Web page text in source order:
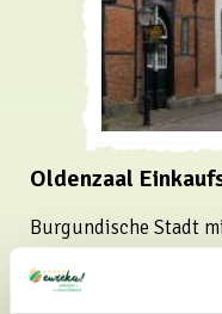
Oldenzaal
Burgundische Stadt
Read more